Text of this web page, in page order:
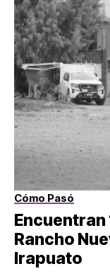
Cómo Pasó
Encuentran
Rancho
Irapuato